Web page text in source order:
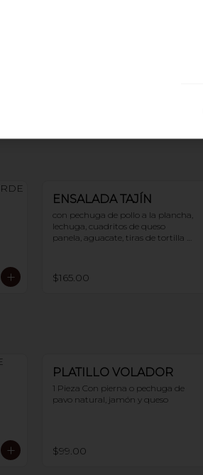
ENSALADA TAJÍN
con pechuga de pollo a la plancha,
lechuga, cuadritos de queso
panela, aguacate, tiras de tortilla y
$165.00
PLATILLO VOLADOR
1 Pieza Con pierna o pechuga de
pavo natural, jamón y queso
$99.00